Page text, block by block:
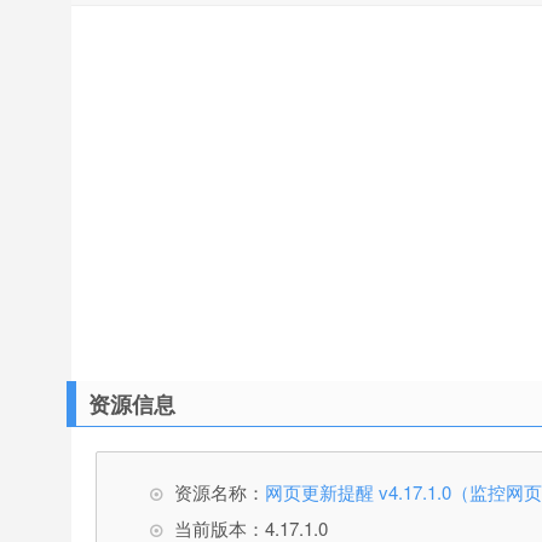
资源信息
资源名称： 网页更新提醒 v4.17.1.0（监控网页
当前版本：4.17.1.0